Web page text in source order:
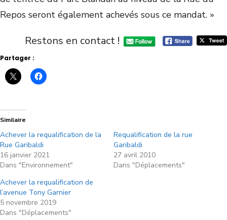
Repos seront également achevés sous ce mandat. »
Restons en contact !
Partager :
Similaire
Achever la requalification de la
Rue Garibaldi
16 janvier 2021
Dans "Environnement"
Requalification de la rue
Garibaldi
27 avril 2010
Dans "Déplacements"
Achever la requalification de
l’avenue Tony Garnier
5 novembre 2019
Dans "Déplacements"